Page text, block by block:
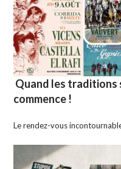
Quand les traditions
commence !
Le rendez-vous